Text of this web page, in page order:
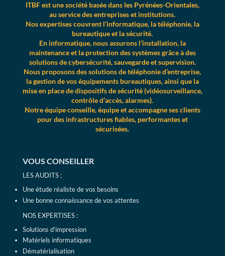
ITBF est une société basée dans les Pyrénées-Orientales,
au service des entreprises et institutions.
Nos expertises couvrent l’informatique, la téléphonie, la
bureautique et la sécurité.
En informatique, nous assurons l’installation, la
maintenance et la protection des systèmes grâce à des
solutions de cybersécurité, sauvegarde et supervision.
Nous proposons des solutions de téléphonie d’entreprise,
la gestion de vos équipements bureautiques, ainsi que la
mise en place de dispositifs de sécurité (vidéosurveillance,
contrôle d’accès, alarmes).
Notre équipe conseille, équipe et accompagne ses clients
pour des infrastructures fiables, performantes et
sécurisées.
VOUS CONSEILLER
LES AUDITS :
Une étude réaliste de vos besoins
Une bonne connaissance de vos attentes
NOS EXPERTISES :
Solutions d’impression
Matériels informatiques
Dématérialisation